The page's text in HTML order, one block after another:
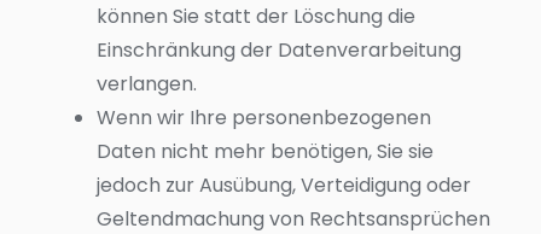
können Sie statt der Löschung die
Einschränkung der Datenverarbeitung
verlangen.
Wenn wir Ihre personenbezogenen
Daten nicht mehr benötigen, Sie sie
jedoch zur Ausübung, Verteidigung oder
Geltendmachung von Rechtsansprüchen